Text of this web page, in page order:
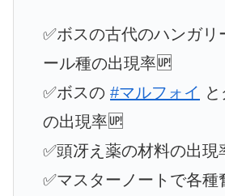
✅ボスの古代のハンガリ
ール種の出現率🆙
✅ボスの #マルフォイ
の出現率🆙
✅頭冴え薬の材料の出現
✅マスターノートで各種